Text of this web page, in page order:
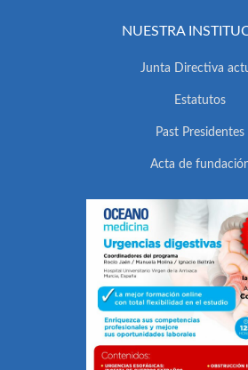
NUESTRA
Junta Directiva
Estatutos
Past Presidentes
Acta de